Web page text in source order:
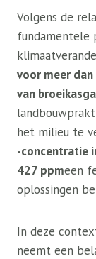
Volgens de
fundamentele
voor meer
van
het milieu te
-concentratie
427 ppmeen
oplossingen
In deze
neemt een